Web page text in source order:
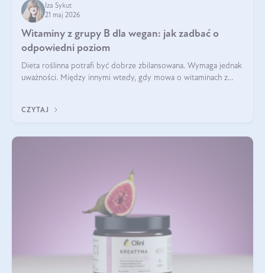
Iza Sykut
21 maj 2026
Witaminy z grupy B dla wegan: jak zadbać o
odpowiedni poziom
Dieta roślinna potrafi być dobrze zbilansowana. Wymaga jednak
uważności. Między innymi wtedy, gdy mowa o witaminach z
CZYTAJ